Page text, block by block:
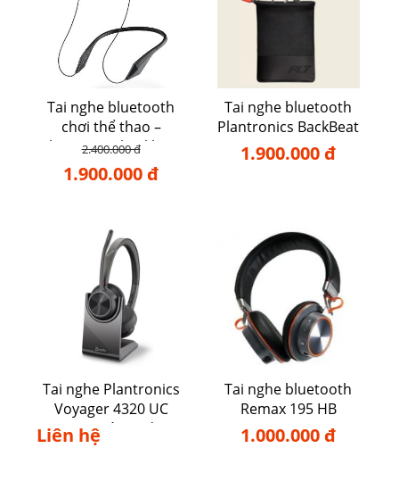
Tai nghe bluetooth
chơi thể thao –
Plantronics backbeat
105
2.400.000 đ
1.900.000 đ
Tai nghe bluetooth
Plantronics BackBeat
FIT 350
1.900.000 đ
Tai nghe Plantronics
Voyager 4320 UC
USB-A/C Kèm Đế Sạc
Liên hệ
Tai nghe bluetooth
Remax 195 HB
1.000.000 đ